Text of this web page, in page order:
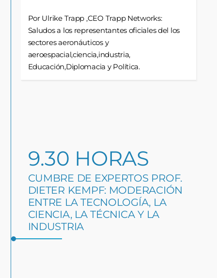
Por Ulrike Trapp ,CEO Trapp Networks:
Saludos a los representantes oficiales del los
sectores aeronáuticos y
aeroespacial,ciencia,industria,
Educación,Diplomacia y Política.
9.30 HORAS
CUMBRE DE EXPERTOS PROF.
DIETER KEMPF: MODERACIÓN
ENTRE LA TECNOLOGÍA, LA
CIENCIA, LA TÉCNICA Y LA
INDUSTRIA